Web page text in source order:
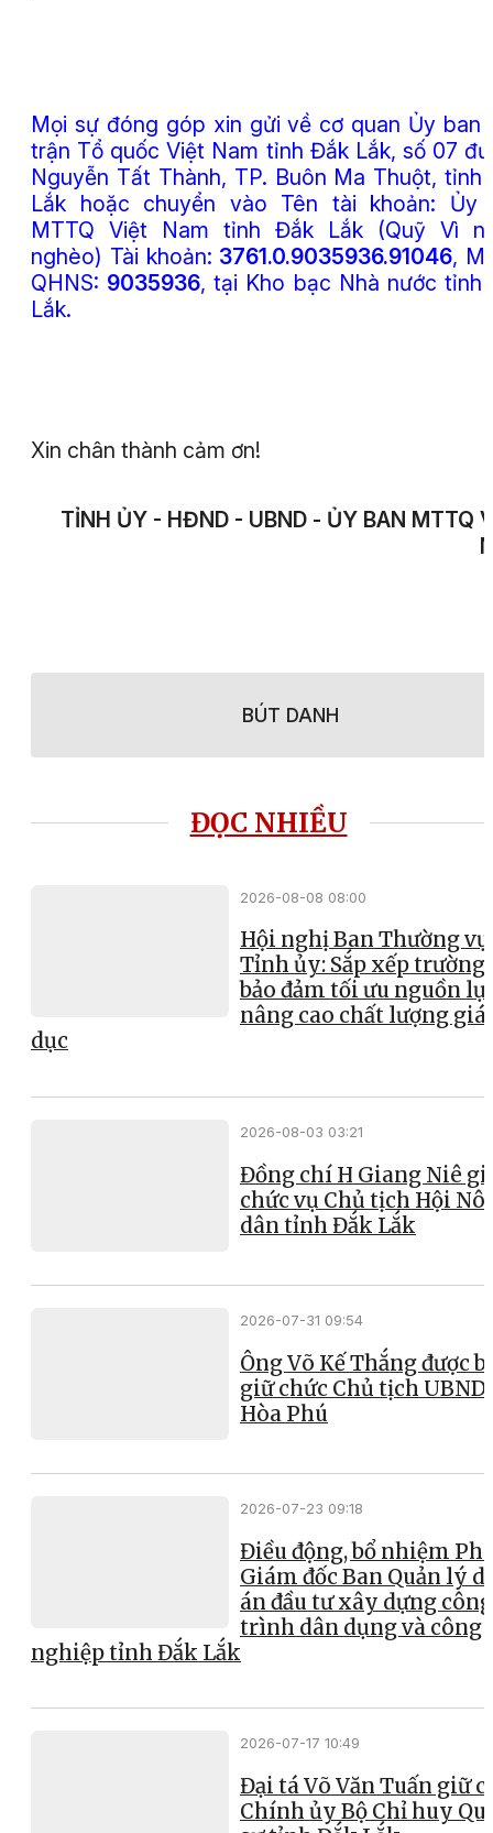
Mọi sự đóng góp xin gửi về cơ quan Ủy ban
trận Tổ quốc Việt Nam tỉnh Đắk Lắk, số 07
Nguyễn Tất Thành, TP. Buôn Ma Thuột, tỉnh
Lắk hoặc chuyển vào Tên tài khoản: Ủy
MTTQ Việt Nam tỉnh Đắk Lắk (Quỹ Vì
nghèo) Tài khoản: 3761.0.9035936.91046,
QHNS: 9035936, tại Kho bạc Nhà nước tỉnh
Lắk.
Xin chân thành cảm ơn!
TỈNH ỦY - HĐND - UBND - ỦY BAN MTTQ
BÚT DANH
ĐỌC NHIỀU
2026-08-08 08:00
Hội nghị Ban Thường vụ
Tỉnh ủy: Sắp xếp trường
bảo đảm tối ưu nguồn
nâng cao chất lượng
dục
2026-08-03 03:21
Đồng chí H Giang Niê
chức vụ Chủ tịch Hội
dân tỉnh Đắk Lắk
2026-07-31 09:54
Ông Võ Kế Thắng được
giữ chức Chủ tịch UBND
Hòa Phú
2026-07-23 09:18
Điều động, bổ nhiệm
Giám đốc Ban Quản lý
án đầu tư xây dựng công
trình dân dụng và công
nghiệp tỉnh Đắk Lắk
2026-07-17 10:49
Đại tá Võ Văn Tuấn giữ
Chính ủy Bộ Chỉ huy